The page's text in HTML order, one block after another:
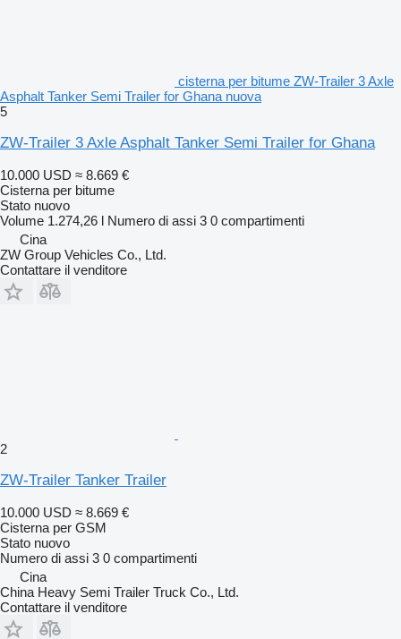
cisterna per bitume ZW-Trailer 3 Axle
Asphalt Tanker Semi Trailer for Ghana nuova
5
ZW-Trailer 3 Axle Asphalt Tanker Semi Trailer for Ghana
10.000 USD ≈ 8.669 €
Cisterna per bitume
Stato nuovo
Volume 1.274,26 l Numero di assi 3 0 compartimenti
Cina
ZW Group Vehicles Co., Ltd.
Contattare il venditore
2
ZW-Trailer Tanker Trailer
10.000 USD ≈ 8.669 €
Cisterna per GSM
Stato nuovo
Numero di assi 3 0 compartimenti
Cina
China Heavy Semi Trailer Truck Co., Ltd.
Contattare il venditore